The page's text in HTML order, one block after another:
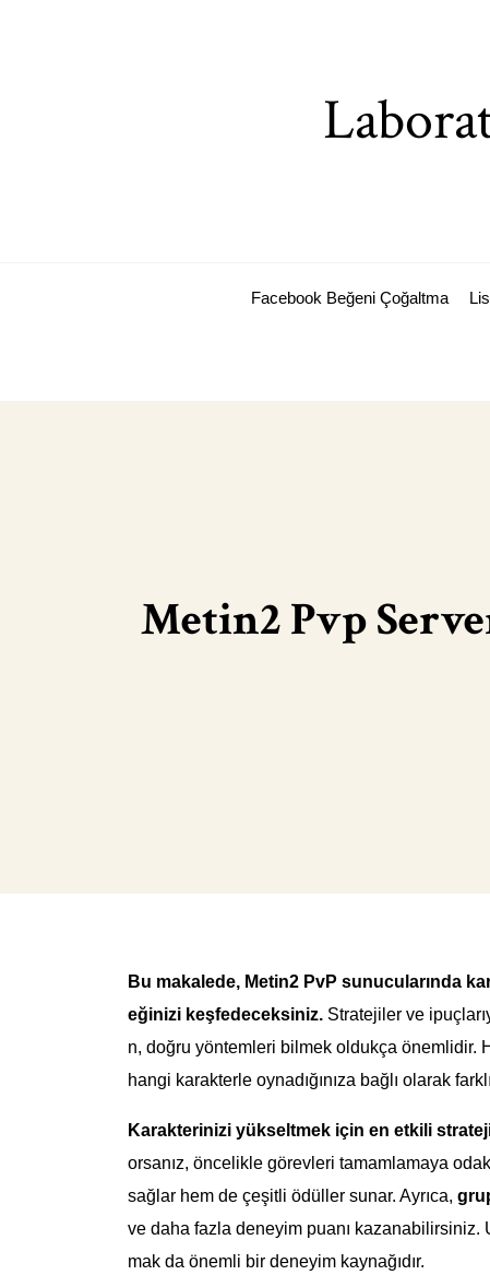
Facebook Beğeni Çoğaltma
Metin2 Pvp
Bu makalede, Metin2 PvP sunucularında
eğinizi keşfedeceksiniz. Stratejiler ve
n, doğru yöntemleri bilmek oldukça önemlidir.
hangi karakterle oynadığınıza bağlı olarak
Karakterinizi yükseltmek için en etkili
orsanız, öncelikle görevleri tamamlamaya
sağlar hem de çeşitli ödüller sunar. Ayrıca,
ve daha fazla deneyim puanı kazanabilirsiniz.
mak da önemli bir deneyim kaynağıdır.